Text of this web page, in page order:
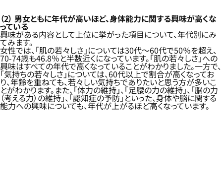
（2） 男女ともに年代が高いほど、身体能力に関する興味が高くな
っている
興味がある内容として上位に挙がった項目について、年代別にみ
てみます。
女性では、「肌の若々しさ」については30代～60代で50％を超え、
70-74歳も46.8％と半数近くになっています。「肌の若々しさ」への
興味はすべての年代で高くなっていることがわかりました。一方で、
「気持ちの若々しさ」については、60代以上で割合が高くなってお
り、年齢を重ねても、若々しい気持ちでありたいと思う方が多いこ
とがわかります。また、「体力の維持」、「足腰の力の維持」、「脳の力
（考える力）の維持」、「認知症の予防」といった、身体や脳に関する
能力への興味についても、年代が上がるほど高くなっています。